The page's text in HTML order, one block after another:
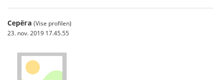
Серёга (Vise profilen)
23. nov. 2019 17.45.55